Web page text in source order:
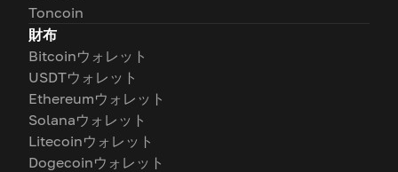
Toncoin
財布
Bitcoinウォレット
USDTウォレット
Ethereumウォレット
Solanaウォレット
Litecoinウォレット
Dogecoinウォレット